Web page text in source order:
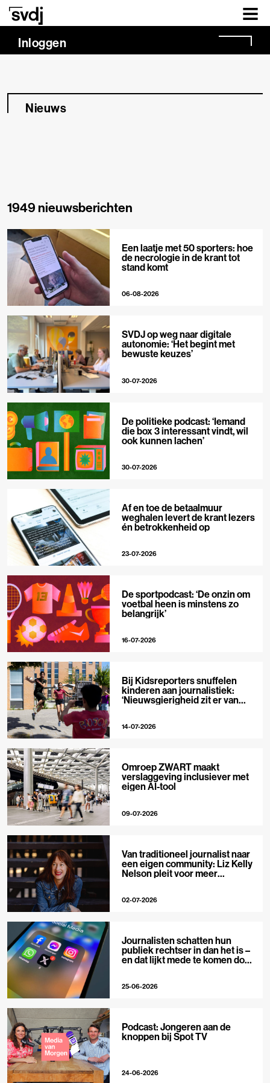
Naar hoofdinhoud
Inloggen
Nieuws
1949 nieuwsberichten
Een laatje met 50 sporters: hoe
de necrologie in de krant tot
stand komt
06-08-2026
SVDJ op weg naar digitale
autonomie: ‘Het begint met
bewuste keuzes’
30-07-2026
De politieke podcast: ‘Iemand
die box 3 interessant vindt, wil
ook kunnen lachen’
30-07-2026
Af en toe de betaalmuur
weghalen levert de krant lezers
én betrokkenheid op
23-07-2026
De sportpodcast: ‘De onzin om
voetbal heen is minstens zo
belangrijk’
16-07-2026
Bij Kidsreporters snuffelen
kinderen aan journalistiek:
‘Nieuwsgierigheid zit er van
14-07-2026
Omroep ZWART maakt
verslaggeving inclusiever met
eigen AI-tool
09-07-2026
Van traditioneel journalist naar
een eigen community: Liz Kelly
Nelson pleit voor meer
02-07-2026
Journalisten schatten hun
publiek rechtser in dan het is –
en dat lijkt mede te komen door
25-06-2026
Podcast: Jongeren aan de
knoppen bij Spot TV
24-06-2026